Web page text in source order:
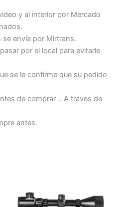
y al interior por Mercado
se envía por Mirtrans.
por el local para evitarle
se le confirme que su pedido
de comprar .. A traves de
antes.